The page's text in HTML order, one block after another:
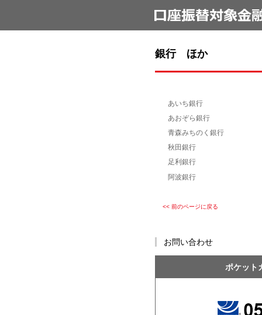
銀行 ほか
あいち銀行
あおぞら銀行
青森みちのく銀行
秋田銀行
足利銀行
阿波銀行
<< 前のページに戻る
お問い合わせ
ポケット